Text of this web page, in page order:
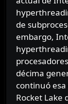
de
embargo,
décima
continuó
Rocket Lake